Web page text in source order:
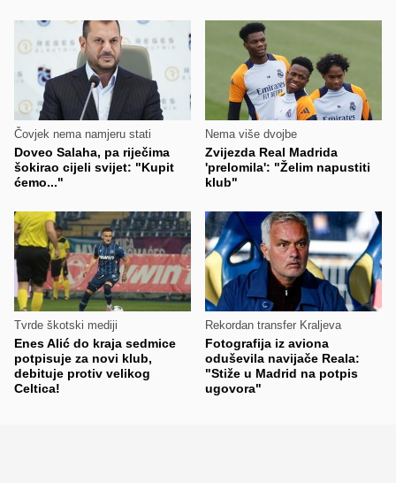
Čovjek nema namjeru stati
Doveo Salaha, pa riječima
šokirao cijeli svijet: "Kupit
ćemo..."
Nema više dvojbe
Zvijezda Real Madrida
'prelomila': "Želim napustiti
klub"
Tvrde škotski mediji
Enes Alić do kraja sedmice
potpisuje za novi klub,
debituje protiv velikog
Celtica!
Rekordan transfer Kraljeva
Fotografija iz aviona
oduševila navijače Reala:
"Stiže u Madrid na potpis
ugovora"